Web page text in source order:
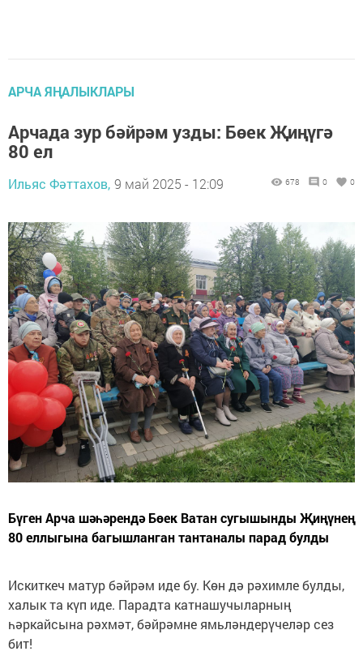
АРЧА ЯҢАЛЫКЛАРЫ
Арчада зур бәйрәм узды: Бөек Җиңүгә
80 ел
Ильяс Фәттахов, 9 май 2025 - 12:09 678 0 0
Бүген Арча шәһәрендә Бөек Ватан сугышынды Җиңүнең
80 еллыгына багышланган тантаналы парад булды
Искиткеч матур бәйрәм иде бу. Көн дә рәхимле булды,
халык та күп иде. Парадта катнашучыларның
һәркайсына рәхмәт, бәйрәмне ямьләндерүчеләр сез
бит!